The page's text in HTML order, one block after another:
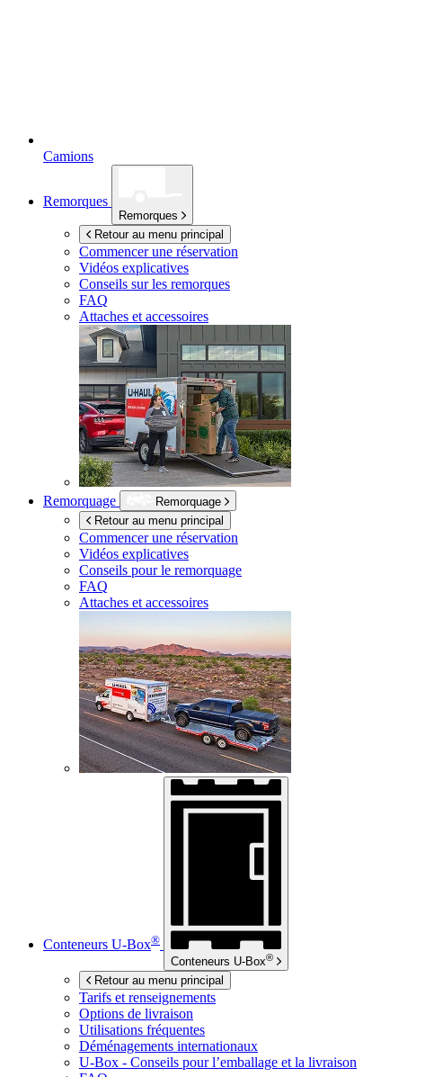
Camions
Remorques
Remorques
Retour au menu principal
Commencer une réservation
Vidéos explicatives
Conseils sur les remorques
FAQ
Attaches et accessoires
Remorquage
Remorquage
Retour au menu principal
Commencer une réservation
Vidéos explicatives
Conseils pour le remorquage
FAQ
Attaches et accessoires
Conteneurs U-Box®
Conteneurs U-Box®
Retour au menu principal
Tarifs et renseignements
Options de livraison
Utilisations fréquentes
Déménagements internationaux
U-Box - Conseils pour l’emballage et la livraison